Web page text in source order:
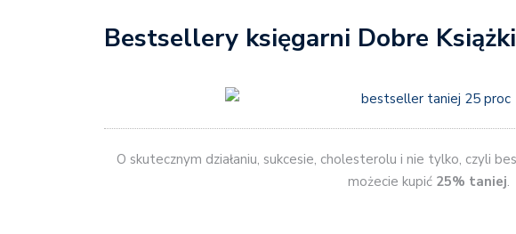
Bestsellery księgarni Dobre
O skutecznym działaniu, sukcesie, cholesterolu i nie tylko, czyli
możecie kupić 25% taniej.